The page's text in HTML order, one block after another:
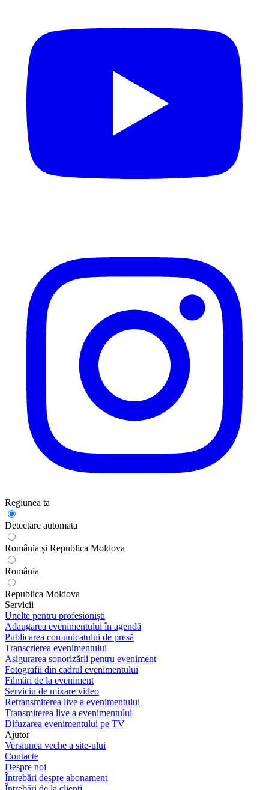
Regiunea ta
Detectare automata
România și Republica Moldova
România
Republica Moldova
Servicii
Unelte pentru profesioniști
Adaugarea evenimentului în agendă
Publicarea comunicatului de presă
Transcrierea evenimentului
Asigurarea sonorizării pentru eveniment
Fotografii din cadrul evenimentului
Filmări de la eveniment
Serviciu de mixare video
Retransmiterea live a evenimentului
Transmiterea live a evenimentului
Difuzarea evenimentului pe TV
Ajutor
Versiunea veche a site-ului
Contacte
Despre noi
Întrebări despre abonament